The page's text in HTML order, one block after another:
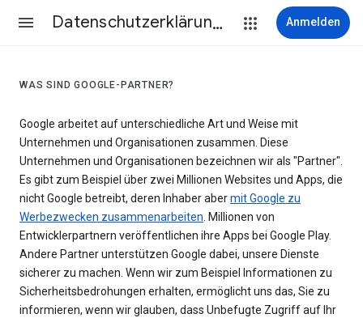
Datenschutzerklärung & Nutzungsbedingungen Anmelden
WAS SIND GOOGLE-PARTNER?
Google arbeitet auf unterschiedliche Art und Weise mit
Unternehmen und Organisationen zusammen. Diese
Unternehmen und Organisationen bezeichnen wir als "Partner".
Es gibt zum Beispiel über zwei Millionen Websites und Apps, die
nicht Google betreibt, deren Inhaber abermit Google zu
Werbezwecken zusammenarbeiten. Millionen von
Entwicklerpartnern veröffentlichen ihre Apps bei Google Play.
Andere Partner unterstützen Google dabei, unsere Dienste
sicherer zu machen. Wenn wir zum Beispiel Informationen zu
Sicherheitsbedrohungen erhalten, ermöglicht uns das, Sie zu
informieren, wenn wir glauben, dass Unbefugte Zugriff auf Ihr